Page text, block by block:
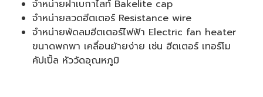
จำหน่ายฝาเบกาไลท์ Bakelite cap
จำหน่ายลวดฮีตเตอร์ Resistance wire
จำหน่ายพัดลมฮีตเตอร์ไฟฟ้า Electric fan heater
ขนาดพกพา เคลื่อนย้ายง่าย เช่น ฮีตเตอร์ เทอร์โม
คัปเปิ้ล หัววัดอุณหภูมิ